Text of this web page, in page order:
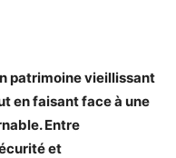
patrimoine vieillissant
en faisant face à une
Entre
et